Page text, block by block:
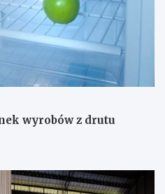
wyrobów z drutu